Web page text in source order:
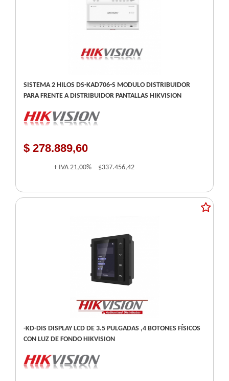
SISTEMA 2 HILOS DS-KAD706-S MODULO DISTRIBUIDOR
PARA FRENTE A DISTRIBUIDOR PANTALLAS HIKVISION
$ 278.889,60
+ IVA 21,00% $337.456,42
-KD-DIS DISPLAY LCD DE 3.5 PULGADAS ,4 BOTONES FÍSICOS
CON LUZ DE FONDO HIKVISION